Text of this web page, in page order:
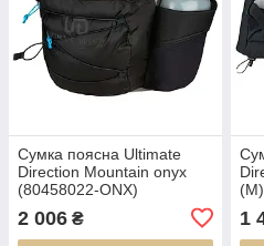
Сумка поясна Ultimate
Direction Mountain onyx
(80458022-ONX)
2 006 ₴
(M)
1